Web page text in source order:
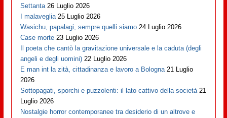
Settanta 26 Luglio 2026
I malaveglia 25 Luglio 2026
Wasichu, papalagi, sempre quelli siamo 24 Luglio 2026
Case morte 23 Luglio 2026
Il poeta che cantò la gravitazione universale e la caduta (degli
angeli e degli uomini) 22 Luglio 2026
E man int la zità, cittadinanza e lavoro a Bologna 21 Luglio
2026
Sottopagati, sporchi e puzzolenti: il lato cattivo della società 21
Luglio 2026
Nostalgie horror contemporanee tra desiderio di un altrove e